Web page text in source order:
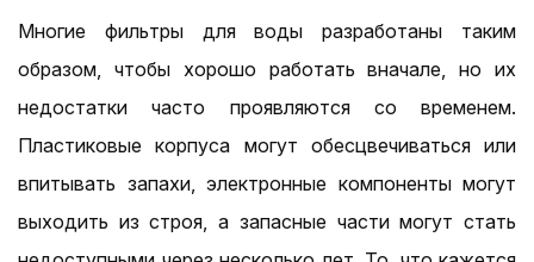
Многие фильтры для воды разработаны таким
образом, чтобы хорошо работать вначале, но их
недостатки часто проявляются со временем.
Пластиковые корпуса могут обесцвечиваться или
впитывать запахи, электронные компоненты могут
выходить из строя, а запасные части могут стать